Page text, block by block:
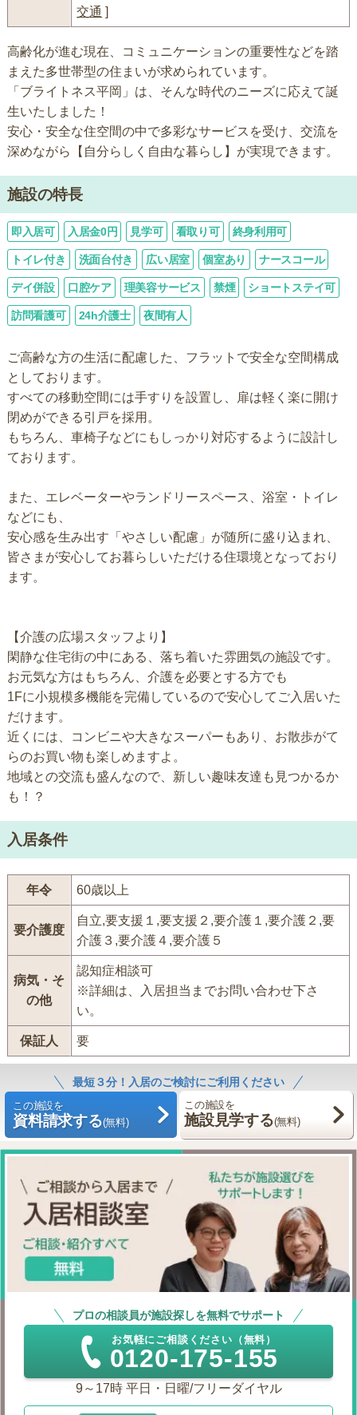
交通 ]
高齢化が進む現在、コミュニケーションの重要性などを踏
まえた多世帯型の住まいが求められています。
「ブライトネス平岡」は、そんな時代のニーズに応えて誕
生いたしました！
安心・安全な住空間の中で多彩なサービスを受け、交流を
深めながら【自分らしく自由な暮らし】が実現できます。
施設の特長
即入居可 入居金0円 見学可 看取り可 終身利用可
トイレ付き 洗面台付き 広い居室 個室あり ナースコール
デイ併設 口腔ケア 理美容サービス 禁煙 ショートステイ可
訪問看護可 24h介護士 夜間有人
ご高齢な方の生活に配慮した、フラットで安全な空間構成
としております。
すべての移動空間には手すりを設置し、扉は軽く楽に開け
閉めができる引戸を採用。
もちろん、車椅子などにもしっかり対応するように設計し
ております。
また、エレベーターやランドリースペース、浴室・トイレ
などにも、
安心感を生み出す「やさしい配慮」が随所に盛り込まれ、
皆さまが安心してお暮らしいただける住環境となっており
ます。
【介護の広場スタッフより】
閑静な住宅街の中にある、落ち着いた雰囲気の施設です。
お元気な方はもちろん、介護を必要とする方でも
1Fに小規模多機能を完備しているので安心してご入居いた
だけます。
近くには、コンビニや大きなスーパーもあり、お散歩がて
らのお買い物も楽しめますよ。
地域との交流も盛んなので、新しい趣味友達も見つかるか
も！？
入居条件
年令 60歳以上
要介護度
自立,要支援１,要支援２,要介護１,要介護２,要
介護３,要介護４,要介護５
病気・そ
の他
認知症相談可
※詳細は、入居担当までお問い合わせ下さ
い。
保証人 要
最短３分！入居のご検討にご利用ください
この施設を
資料請求する(無料)
この施設を
施設見学する(無料)
プロの相談員が施設探しを無料でサポート
お気軽にご相談ください（無料）
0120-175-155
9～17時 平日・日曜/フリーダイヤル